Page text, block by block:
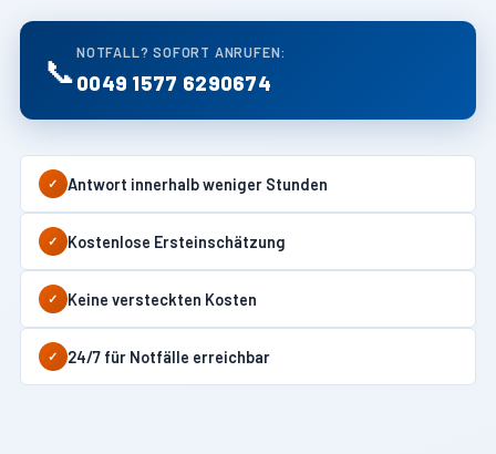
📞 NOTFALL? SOFORT ANRUFEN:
0049 1577 6290674
✓ Antwort innerhalb weniger Stunden
✓ Kostenlose Ersteinschätzung
✓ Keine versteckten Kosten
✓ 24/7 für Notfälle erreichbar